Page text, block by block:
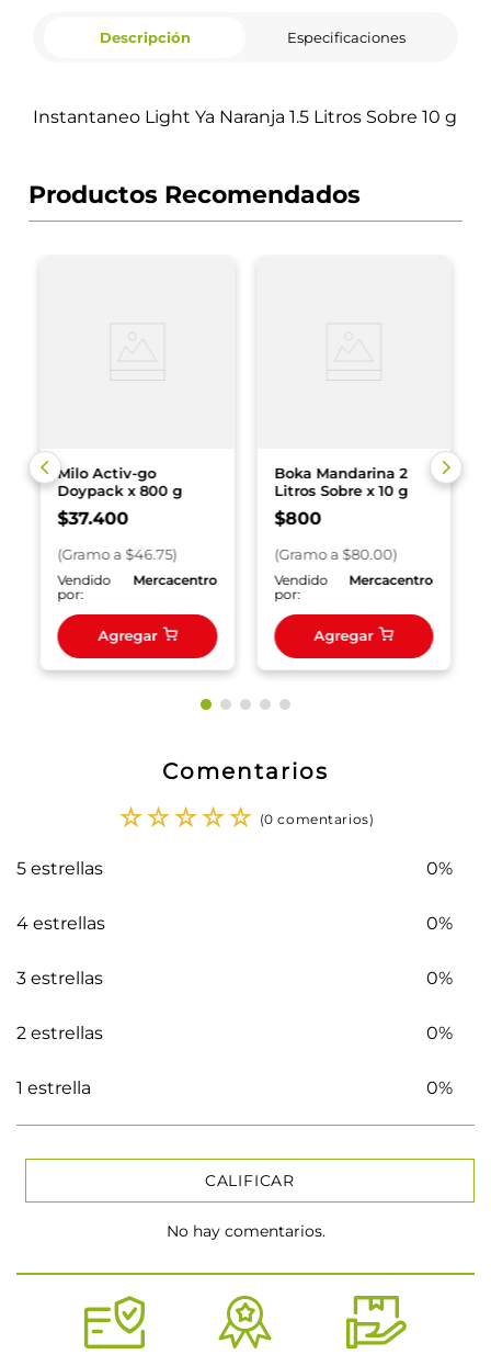
Descripción Especificaciones
Instantaneo Light Ya Naranja 1.5 Litros Sobre 10 g
Productos Recomendados
Milo Activ-go
Doypack x 800 g
$37.400
(Gramoa $46.75)
Vendido
por:
Mercacentro
Agregar
Boka Mandarina 2
Litros Sobre x 10 g
$800
(Gramoa $80.00)
Vendido
por:
Mercacentro
Agregar
Comentarios
☆☆☆☆☆ (0 comentarios)
5 estrellas 0%
4 estrellas 0%
3 estrellas 0%
2 estrellas 0%
1 estrella 0%
CALIFICAR
No hay comentarios.